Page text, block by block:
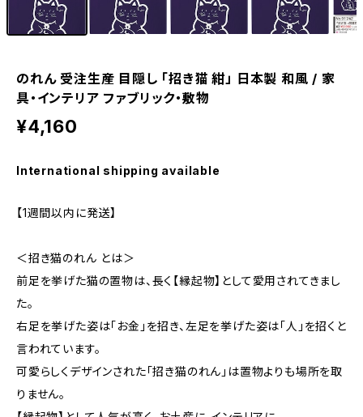
のれん 受注生産 目隠し 「招き猫 紺」 日本製 和風 / 家
具・インテリア ファブリック・敷物
¥4,160
International shipping available
【1週間以内に発送】
＜招き猫のれん とは＞
前足を挙げた猫の置物は、長く【縁起物】として愛用されてきまし
た。
右足を挙げた姿は「お金」を招き、左足を挙げた姿は「人」を招くと
言われています。
可愛らしくデザインされた「招き猫のれん」は置物よりも場所を取
りません。